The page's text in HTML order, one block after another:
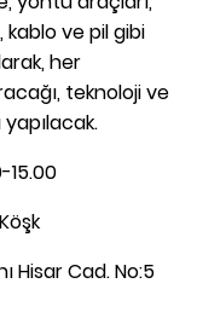
ve pil gibi
her
teknoloji ve
15.00
Hisar Cad. No:5